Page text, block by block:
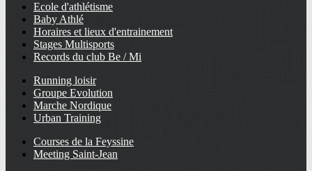
Ecole d'athlétisme
Baby Athlé
Horaires et lieux d'entrainement
Stages Multisports
Records du club Be / Mi
Running loisir
Groupe Evolution
Marche Nordique
Urban Training
Courses de la Feyssine
Meeting Saint-Jean